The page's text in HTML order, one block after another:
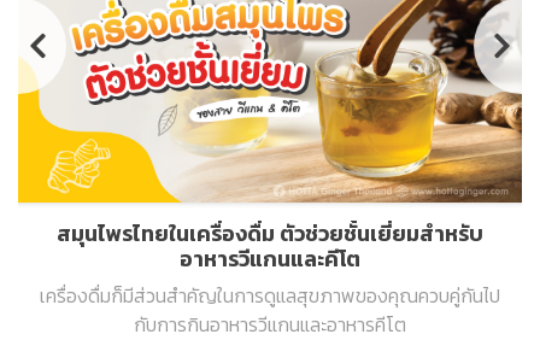
สมุนไพรไทยในเครื่องดื่ม ตัวช่วยชั้นเยี่ยมสำหรับ
อาหารวีแกนและคีโต
เครื่องดื่มก็มีส่วนสำคัญในการดูแลสุขภาพของคุณควบคู่กันไป
กับการกินอาหารวีแกนและอาหารคีโต